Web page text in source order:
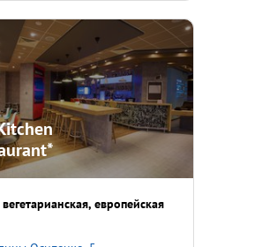
вегетарианская европейская